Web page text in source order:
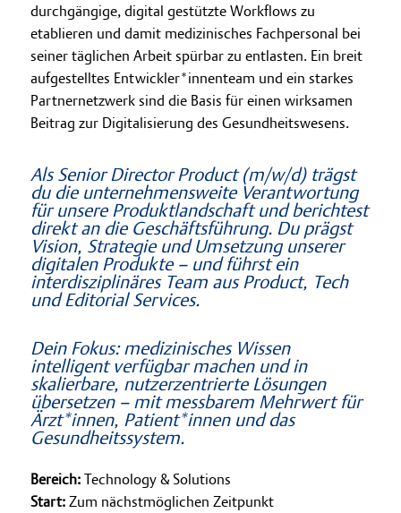
durchgängige, digital gestützte Workflows zu
etablieren und damit medizinisches Fachpersonal bei
seiner täglichen Arbeit spürbar zu entlasten. Ein breit
aufgestelltes Entwickler*innenteam und ein starkes
Partnernetzwerk sind die Basis für einen wirksamen
Beitrag zur Digitalisierung des Gesundheitswesens.
Als Senior Director Product (m/w/d) trägst
du die unternehmensweite Verantwortung
für unsere Produktlandschaft und berichtest
direkt an die Geschäftsführung. Du prägst
Vision, Strategie und Umsetzung unserer
digitalen Produkte – und führst ein
interdisziplinäres Team aus Product, Tech
und Editorial Services.
Dein Fokus: medizinisches Wissen
intelligent verfügbar machen und in
skalierbare, nutzerzentrierte Lösungen
übersetzen – mit messbarem Mehrwert für
Ärzt*innen, Patient*innen und das
Gesundheitssystem.
Bereich:Technology & Solutions
Start:Zum nächstmöglichen Zeitpunkt